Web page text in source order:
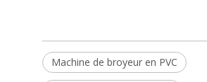
Machine de broyeur en PVC